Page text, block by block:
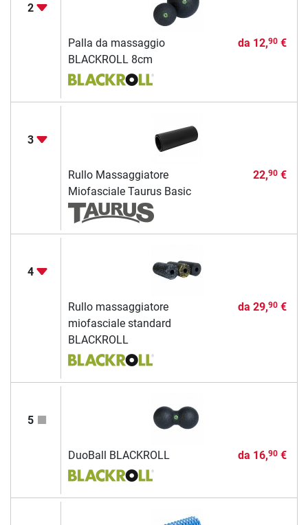
2
Palla da massaggio
BLACKROLL 8cm
da 12,90€
3
Rullo Massaggiatore
Miofasciale Taurus Basic
22,90€
4
Rullo massaggiatore
miofasciale standard
BLACKROLL
da 29,90€
5
DuoBall BLACKROLL da 16,90€